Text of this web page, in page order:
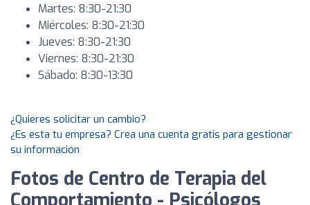
Martes: 8:30-21:30
Miércoles: 8:30-21:30
Jueves: 8:30-21:30
Viernes: 8:30-21:30
Sábado: 8:30-13:30
¿Quieres solicitar un cambio?
¿Es esta tu empresa? Crea una cuenta gratis para gestionar
su información
Fotos de Centro de Terapia del